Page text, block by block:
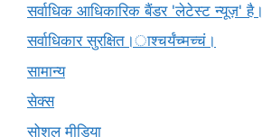
सर्वाधिक आधिकारिक बैंडर 'लेटेस्ट न्यूज़' है।
सर्वाधिकार सुरक्षित।ाश्चर्यंच्मच्चं।
सामान्य
सेक्स
सोशल मीडिया